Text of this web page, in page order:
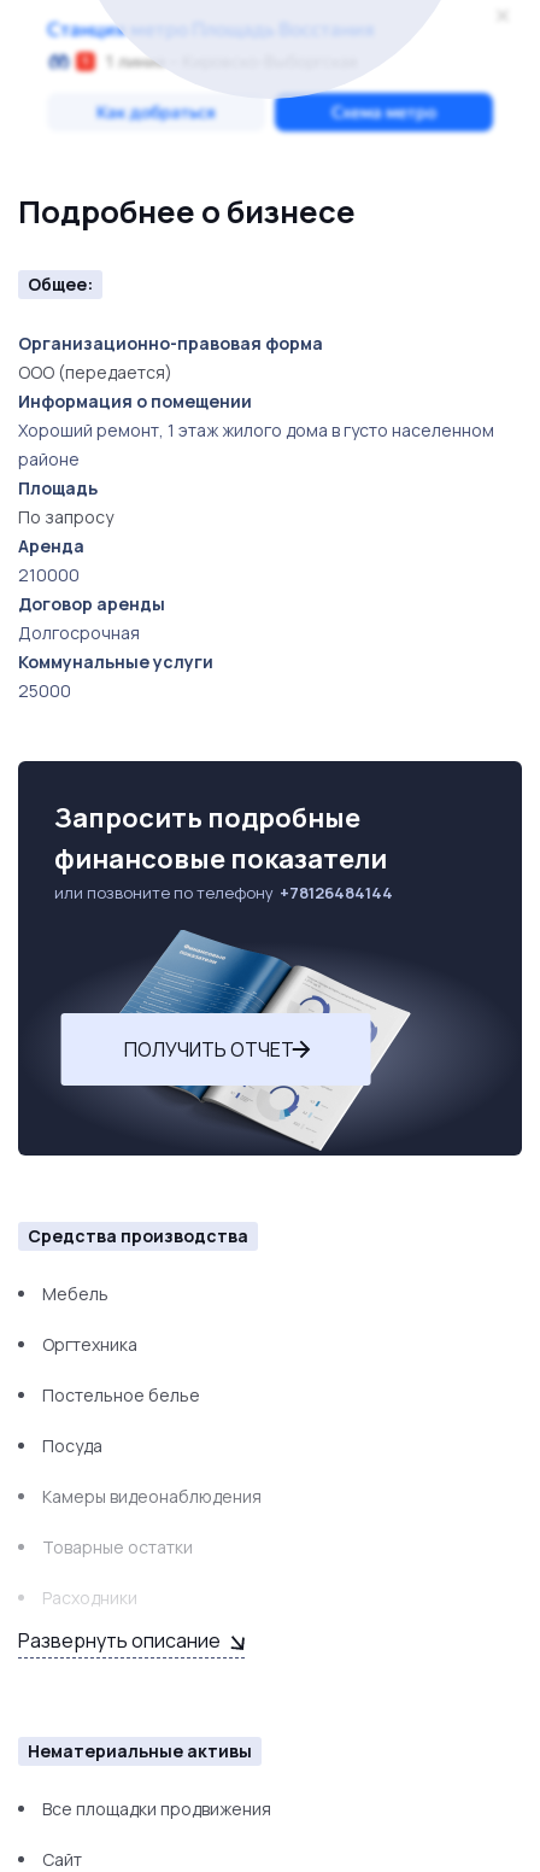
Подробнее о бизнесе
Общее:
Организационно-правовая форма
ООО (передается)
Информация о помещении
Хороший ремонт, 1 этаж жилого дома в густо населенном
районе
Площадь
По запросу
Аренда
210000
Договор аренды
Долгосрочная
Коммунальные услуги
25000
Запросить подробные
финансовые показатели
или позвоните по телефону +78126484144
ПОЛУЧИТЬ ОТЧЕТ
Средства производства
Мебель
Оргтехника
Постельное белье
Посуда
Камеры видеонаблюдения
Товарные остатки
Расходники
Развернуть описание
Нематериальные активы
Все площадки продвижения
Сайт